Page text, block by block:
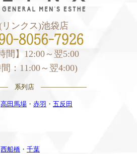
リンクス)池袋店
間】12:00～翌5:00
：11:00～翌4:00)
系列店 ———————
高田馬場 ・ 赤羽 ・ 五反田
西船橋 ・ 千葉